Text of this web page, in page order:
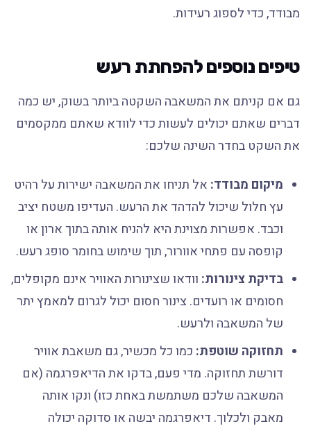
מבודד, כדי לספוג רעידות.
טיפים נוספים להפחתת רעש
גם אם קניתם את המשאבה השקטה ביותר בשוק, יש כמה
דברים שאתם יכולים לעשות כדי לוודא שאתם ממקסמים
את השקט בחדר השינה שלכם:
מיקום מבודד:אל תניחו את המשאבה ישירות על רהיט
עץ חלול שיכול להדהד את הרעש. העדיפו משטח יציב
וכבד. אפשרות מצוינת היא להניח אותה בתוך ארון או
קופסה עם פתחי אוורור, תוך שימוש בחומר סופג רעש.
בדיקת צינורות:וודאו שצינורות האוויר אינם מקופלים,
חסומים או רועדים. צינור חסום יכול לגרום למאמץ יתר
של המשאבה ולרעש.
תחזוקה שוטפת:כמו כל מכשיר, גם משאבת אוויר
דורשת תחזוקה. מדי פעם, בדקו את הדיאפרגמה (אם
המשאבה שלכם משתמשת באחת כזו) ונקו אותה
מאבק ולכלוך. דיאפרגמה יבשה או סדוקה יכולה